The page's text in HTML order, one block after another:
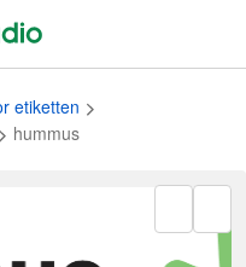
etiketten
hummus